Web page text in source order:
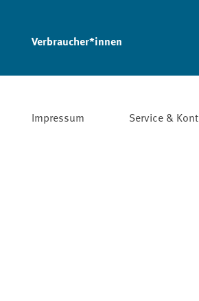
Verbraucher*innen
Impressum Service &